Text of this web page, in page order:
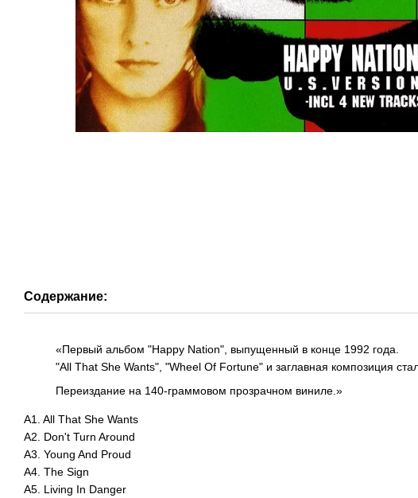
Содержание:
«Первый альбом "Happy Nation", выпущенный в конце 1992 года.
"All That She Wants", "Wheel Of Fortune" и заглавная композиция
Переиздание на 140-граммовом прозрачном виниле.»
A1. All That She Wants
A2. Don't Turn Around
A3. Young And Proud
A4. The Sign
A5. Living In Danger